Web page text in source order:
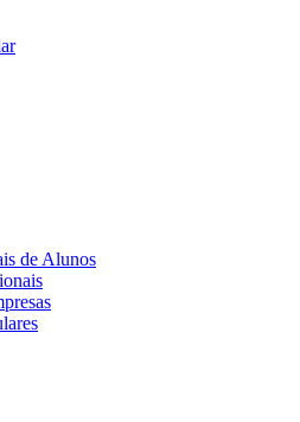
de Alunos